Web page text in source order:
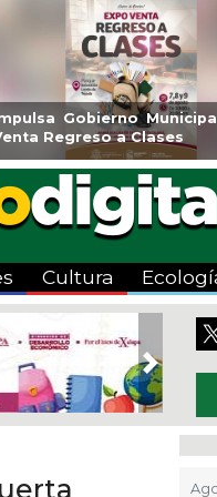
Reabrirá
Alberca
Centro
Cultura
Next